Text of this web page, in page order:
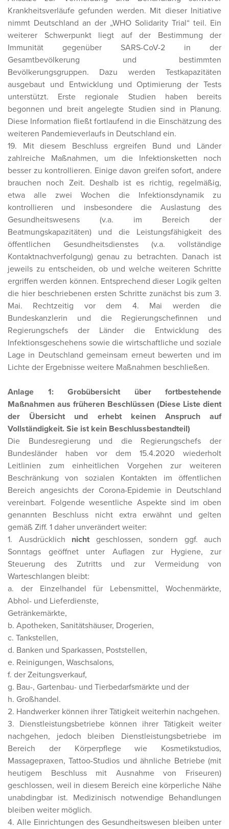
Krankheitsverläufe gefunden werden. Mit dieser Initiative
nimmt Deutschland an der „WHO Solidarity Trial“ teil. Ein
weiterer Schwerpunkt liegt auf der Bestimmung der
Immunität gegenüber SARS-CoV-2 in der
Gesamtbevölkerung und bestimmten
Bevölkerungsgruppen. Dazu werden Testkapazitäten
ausgebaut und Entwicklung und Optimierung der Tests
unterstützt. Erste regionale Studien haben bereits
begonnen und breit angelegte Studien sind in Planung.
Diese Information fließt fortlaufend in die Einschätzung des
weiteren Pandemieverlaufs in Deutschland ein.
19. Mit diesem Beschluss ergreifen Bund und Länder
zahlreiche Maßnahmen, um die Infektionsketten noch
besser zu kontrollieren. Einige davon greifen sofort, andere
brauchen noch Zeit. Deshalb ist es richtig, regelmäßig,
etwa alle zwei Wochen die Infektionsdynamik zu
kontrollieren und insbesondere die Auslastung des
Gesundheitswesens (v.a. im Bereich der
Beatmungskapazitäten) und die Leistungsfähigkeit des
öffentlichen Gesundheitsdienstes (v.a. vollständige
Kontaktnachverfolgung) genau zu betrachten. Danach ist
jeweils zu entscheiden, ob und welche weiteren Schritte
ergriffen werden können. Entsprechend dieser Logik gelten
die hier beschriebenen ersten Schritte zunächst bis zum 3.
Mai. Rechtzeitig vor dem 4. Mai werden die
Bundeskanzlerin und die Regierungschefinnen und
Regierungschefs der Länder die Entwicklung des
Infektionsgeschehens sowie die wirtschaftliche und soziale
Lage in Deutschland gemeinsam erneut bewerten und im
Lichte der Ergebnisse weitere Maßnahmen beschließen.
Anlage 1: Grobübersicht über fortbestehende
Maßnahmen aus früheren Beschlüssen (Diese Liste dient
der Übersicht und erhebt keinen Anspruch auf
Vollständigkeit. Sie ist kein Beschlussbestandteil)
Die Bundesregierung und die Regierungschefs der
Bundesländer haben vor dem 15.4.2020 wiederholt
Leitlinien zum einheitlichen Vorgehen zur weiteren
Beschränkung von sozialen Kontakten im öffentlichen
Bereich angesichts der Corona-Epidemie in Deutschland
vereinbart. Folgende wesentliche Aspekte sind im oben
genannten Beschluss nicht extra erwähnt und gelten
gemäß Ziff. 1 daher unverändert weiter:
1. Ausdrücklich nicht geschlossen, sondern ggf. auch
Sonntags geöffnet unter Auflagen zur Hygiene, zur
Steuerung des Zutritts und zur Vermeidung von
Warteschlangen bleibt:
a. der Einzelhandel für Lebensmittel, Wochenmärkte,
Abhol- und Lieferdienste,
Getränkemärkte,
b. Apotheken, Sanitätshäuser, Drogerien,
c. Tankstellen,
d. Banken und Sparkassen, Poststellen,
e. Reinigungen, Waschsalons,
f. der Zeitungsverkauf,
g. Bau-, Gartenbau- und Tierbedarfsmärkte und der
h. Großhandel.
2. Handwerker können ihrer Tätigkeit weiterhin nachgehen.
3. Dienstleistungsbetriebe können ihrer Tätigkeit weiter
nachgehen, jedoch bleiben Dienstleistungsbetriebe im
Bereich der Körperpflege wie Kosmetikstudios,
Massagepraxen, Tattoo-Studios und ähnliche Betriebe (mit
heutigem Beschluss mit Ausnahme von Friseuren)
geschlossen, weil in diesem Bereich eine körperliche Nähe
unabdingbar ist. Medizinisch notwendige Behandlungen
bleiben weiter möglich.
4. Alle Einrichtungen des Gesundheitswesen bleiben unter